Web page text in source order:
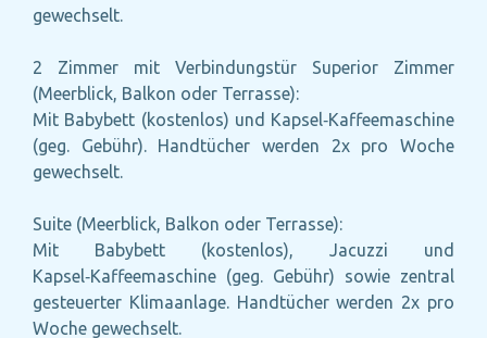
gewechselt.
2 Zimmer mit Verbindungstür Superior Zimmer
(Meerblick, Balkon oder Terrasse):
Mit Babybett (kostenlos) und Kapsel‑Kaffeemaschine
(geg. Gebühr). Handtücher werden 2x pro Woche
gewechselt.
Suite (Meerblick, Balkon oder Terrasse):
Mit Babybett (kostenlos), Jacuzzi und
Kapsel‑Kaffeemaschine (geg. Gebühr) sowie zentral
gesteuerter Klimaanlage. Handtücher werden 2x pro
Woche gewechselt.